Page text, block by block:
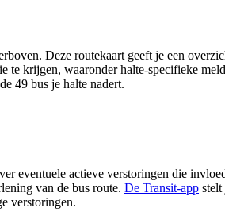
Deze routekaart geeft je een
te krijgen, waaronder halte-specifieke
49 bus je halte nadert.
eventuele actieve verstoringen die
van de bus route. De Transit-app
verstoringen.